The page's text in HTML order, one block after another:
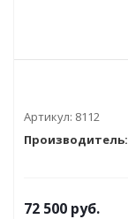
Артикул: 8112
Производитель:
72 500 руб.